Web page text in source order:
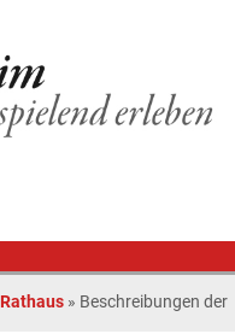
Rathaus » Beschreibungen der